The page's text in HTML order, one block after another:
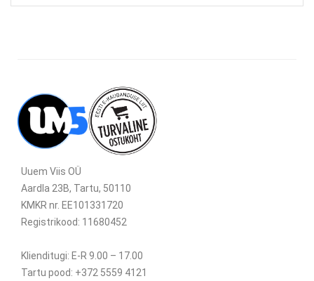
Uuem Viis OÜ
Aardla 23B, Tartu, 50110
KMKR nr. EE101331720
Registrikood: 11680452
Klienditugi: E-R 9.00 – 17.00
Tartu pood: +372 5559 4121